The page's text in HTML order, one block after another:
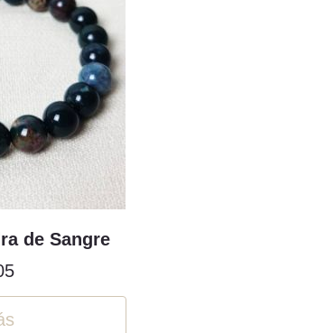
de Sangre